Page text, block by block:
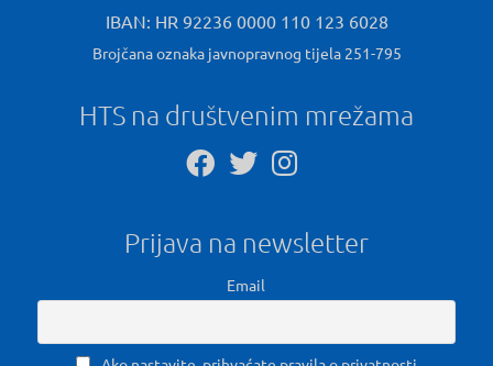
IBAN: HR 92236 0000 110 123 6028
Brojčana oznaka javnopravnog tijela 251-795
HTS na društvenim mrežama
Prijava na newsletter
Email